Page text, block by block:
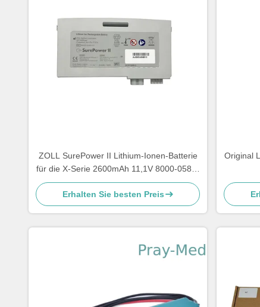
ZOLL SurePower II Lithium-Ionen-Batterie
für die X-Serie 2600mAh 11,1V 8000-0580-
01
Erhalten Sie besten Preis
Original